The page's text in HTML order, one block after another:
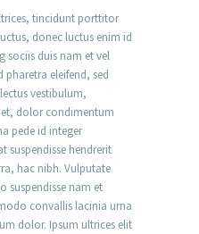
tincidunt porttitor
donec luctus enim id
sociis duis nam et vel
pharetra eleifend, sed
vestibulum,
dolor condimentum
pede id integer
suspendisse hendrerit
hac nibh. Vulputate
suspendisse nam et
convallis lacinia urna
dolor. Ipsum ultrices elit